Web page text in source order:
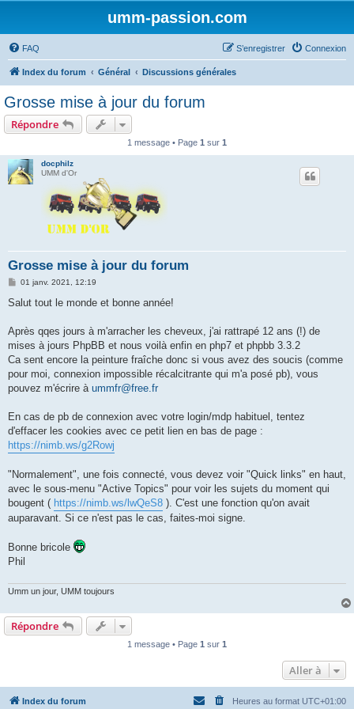
umm-passion.com
FAQ Connexion
S’enregistrer
Index du forum Général Discussions générales
Grosse mise à jour du forum
Répondre
1 message • Page 1 sur 1
docphilz
UMM d'Or
Grosse mise à jour du forum
M
s
g
01 janv. 2021, 12:19
Salut tout le monde et bonne année!
Après qqes jours à m'arracher les cheveux, j'ai rattrapé 12 ans (!) de
mises à jours PhpBB et nous voilà enfin en php7 et phpbb 3.3.2
Ca sent encore la peinture fraîche donc si vous avez des soucis (comme
pour moi, connexion impossible récalcitrante qui m'a posé pb), vous
pouvez m'écrire à ummfr@free.fr
En cas de pb de connexion avec votre login/mdp habituel, tentez
d'effacer les cookies avec ce petit lien en bas de page :
https://nimb.ws/g2Rowj
"Normalement", une fois connecté, vous devez voir "Quick links" en haut,
avec le sous-menu "Active Topics" pour voir les sujets du moment qui
bougent ( https://nimb.ws/lwQeS8 ). C'est une fonction qu'on avait
auparavant. Si ce n'est pas le cas, faites-moi signe.
Bonne bricole
Phil
Umm un jour, UMM toujours
Répondre
1 message • Page 1 sur 1
Aller à
Index du forum Heures au format UTC+01:00